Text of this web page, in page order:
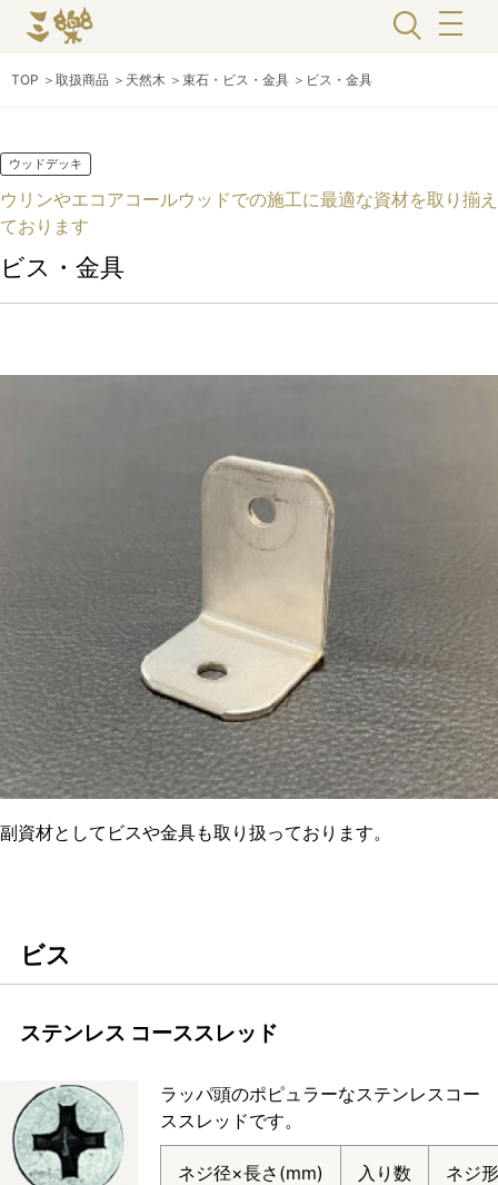
TOP ＞ 取扱商品 ＞ 天然木＞ 束⽯・ビス・⾦具＞ ビス・金具
ウッドデッキ
ウリンやエコアコールウッドでの施工に最適な資材を取り揃え
ております
ビス・金具
副資材としてビスや金具も取り扱っております。
ビス
ステンレス コーススレッド
ラッパ頭のポピュラーなステンレスコー
ススレッドです。
ネジ径×長さ(mm) 入り数 ネジ